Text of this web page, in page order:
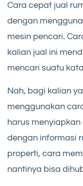
Cara cepat jual
dengan
mesin pencari.
kalian jual ini
mencari suatu
Nah, bagi kalian
menggunakan
harus
dengan informasi
properti, cara
nantinya bisa